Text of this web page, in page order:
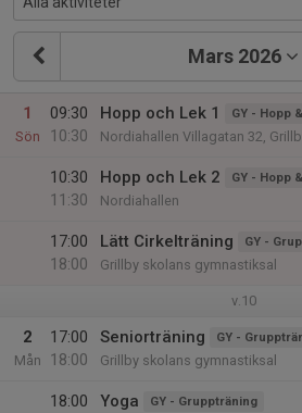
Mars 2026
1
Sön
09:30
10:30
Hopp och Lek 1 GY - Hopp
Nordiahallen Villagatan 32,
10:30
11:30
Hopp och Lek 2 GY - Hopp
Nordiahallen
17:00
18:00
Lätt Cirkelträning GY -
Grillby skolans gymnastiksal
v.10
2
Mån
17:00
18:00
Seniorträning GY -
Grillby skolans gymnastiksal
18:00
Yoga GY - Gruppträning